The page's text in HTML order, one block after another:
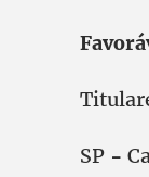
SP -